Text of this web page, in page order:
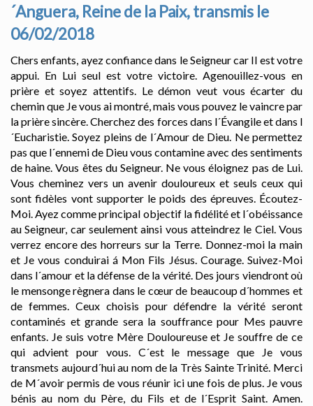
´Anguera, Reine de la Paix, transmis le
06/02/2018
Chers enfants, ayez confiance dans le Seigneur car Il est votre
appui. En Lui seul est votre victoire. Agenouillez-vous en
prière et soyez attentifs. Le démon veut vous écarter du
chemin que Je vous ai montré, mais vous pouvez le vaincre par
la prière sincère. Cherchez des forces dans l´Évangile et dans l
´Eucharistie. Soyez pleins de l´Amour de Dieu. Ne permettez
pas que l´ennemi de Dieu vous contamine avec des sentiments
de haine. Vous êtes du Seigneur. Ne vous éloignez pas de Lui.
Vous cheminez vers un avenir douloureux et seuls ceux qui
sont fidèles vont supporter le poids des épreuves. Écoutez-
Moi. Ayez comme principal objectif la fidélité et l´obéissance
au Seigneur, car seulement ainsi vous atteindrez le Ciel. Vous
verrez encore des horreurs sur la Terre. Donnez-moi la main
et Je vous conduirai á Mon Fils Jésus. Courage. Suivez-Moi
dans l´amour et la défense de la vérité. Des jours viendront où
le mensonge règnera dans le cœur de beaucoup d´hommes et
de femmes. Ceux choisis pour défendre la vérité seront
contaminés et grande sera la souffrance pour Mes pauvre
enfants. Je suis votre Mère Douloureuse et Je souffre de ce
qui advient pour vous. C´est le message que Je vous
transmets aujourd´hui au nom de la Très Sainte Trinité. Merci
de M´avoir permis de vous réunir ici une fois de plus. Je vous
bénis au nom du Père, du Fils et de l´Esprit Saint. Amen.